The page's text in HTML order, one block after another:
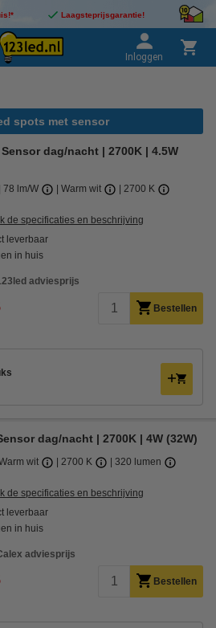
Laagsteprijsgarantie!
Inloggen
spots met sensor
dag/nacht | 2700K | 4.5W
78 lm/W Warm wit 2700 K
de specificaties en beschrijving
leverbaar
in huis
adviesprijs
Bestellen
dag/nacht | 2700K | 4W (32W)
wit 2700 K 320 lumen
de specificaties en beschrijving
leverbaar
in huis
adviesprijs
Bestellen